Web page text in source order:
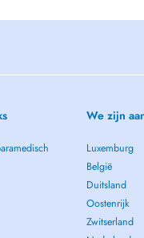
We zijn
Luxemburg
België
Duitsland
Oostenrijk
Zwitserland